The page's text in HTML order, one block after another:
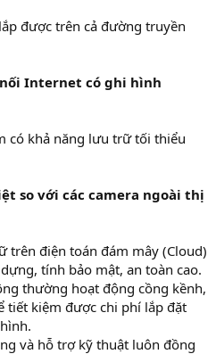
được trên cả đường truyền
Internet có ghi hình
có khả năng lưu trữ tối thiểu
so với các camera ngoài thị
trên điện toán đám mây (Cloud)
tính bảo mật, an toàn cao.
thường hoạt động cồng kềnh,
tiết kiệm được chi phí lắp đặt
và hỗ trợ kỹ thuật luôn đồng